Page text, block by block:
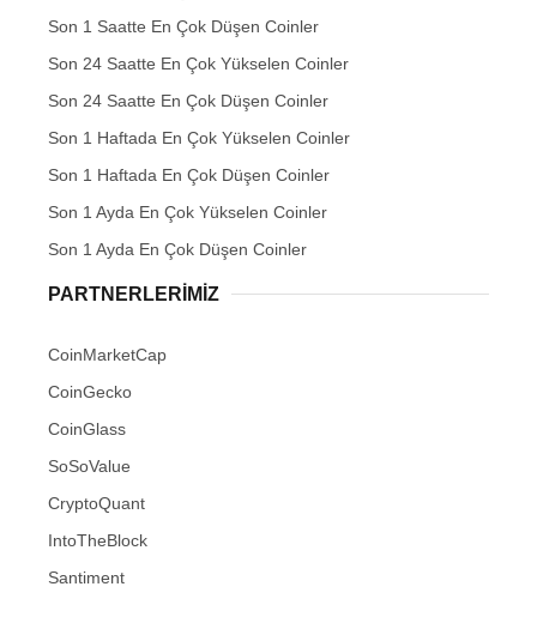
Son 1 Saatte En Çok Düşen Coinler
Son 24 Saatte En Çok Yükselen Coinler
Son 24 Saatte En Çok Düşen Coinler
Son 1 Haftada En Çok Yükselen Coinler
Son 1 Haftada En Çok Düşen Coinler
Son 1 Ayda En Çok Yükselen Coinler
Son 1 Ayda En Çok Düşen Coinler
PARTNERLERIMIZ
CoinMarketCap
CoinGecko
CoinGlass
SoSoValue
CryptoQuant
IntoTheBlock
Santiment